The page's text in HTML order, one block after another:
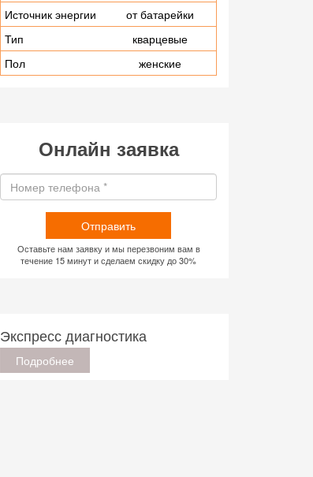
Источник энергии
от батарейки
Тип
кварцевые
Пол
женские
Онлайн заявка
Отправить
Оставьте нам заявку и мы перезвоним вам в
течение 15 минут и сделаем скидку до 30%
Экспресс диагностика
Подробнее